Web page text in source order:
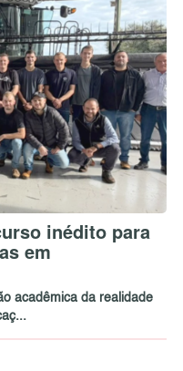
inédito para
em
acadêmica da realidade